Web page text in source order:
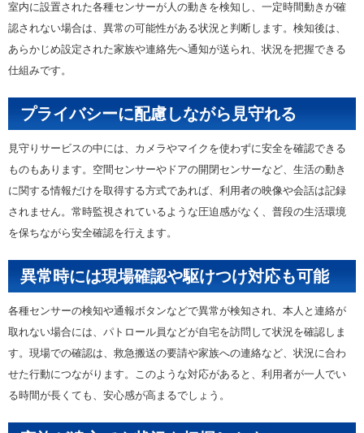
室内に設置された各種センサーが人の動きを検知し、一定時間動きが確
認されない場合は、異常の可能性がある状況と判断します。検知後は、
あらかじめ設定された家族や連絡先へ通知が送られ、状況を把握できる
仕組みです。
プライバシーに配慮しながら見守れる
見守りサービスの中には、カメラやマイクを使わずに安全を確認できる
ものもあります。空間センサーやドアの開閉センサーなど、生活の動き
に関する情報だけを取得する方式であれば、利用者の映像や会話は記録
されません。常時監視されているような圧迫感がなく、普段の生活環境
を保ちながら安全確認を行えます。
異常時には現場確認や駆けつけ対応も可能
各種センサーの検知や通報ボタンなどで異常が検知され、本人と連絡が
取れない場合には、パトロール員などが自宅を訪問して状況を確認しま
す。現場での確認は、救急搬送の要請や家族への連絡など、状況に合わ
せた行動につながります。このような対応があると、利用者が一人でい
る時間が長くても、安心感が高まるでしょう。